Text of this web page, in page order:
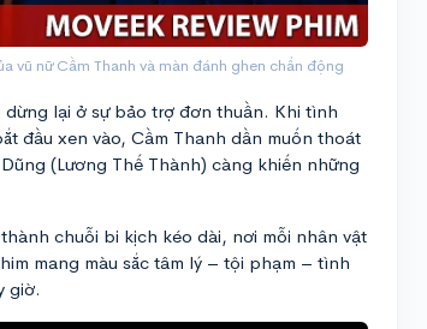
vũ nữ Cầm Thanh và màn đánh ghen chấn động
lại ở sự bảo trợ đơn thuần. Khi tình
đầu xen vào, Cầm Thanh dần muốn thoát
(Lương Thế Thành) càng khiến những
chuỗi bi kịch kéo dài, nơi mỗi nhân vật
mang màu sắc tâm lý – tội phạm – tình
giờ.